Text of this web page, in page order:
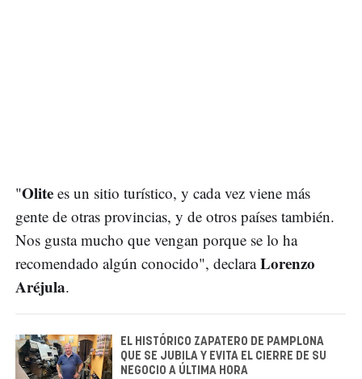
"Olite es un sitio turístico, y cada vez viene más
gente de otras provincias, y de otros países también.
Nos gusta mucho que vengan porque se lo ha
recomendado algún conocido", declaraLorenzo
Aréjula.
EL HISTÓRICO ZAPATERO DE PAMPLONA
QUE SE JUBILA Y EVITA EL CIERRE DE SU
NEGOCIO A ÚLTIMA HORA